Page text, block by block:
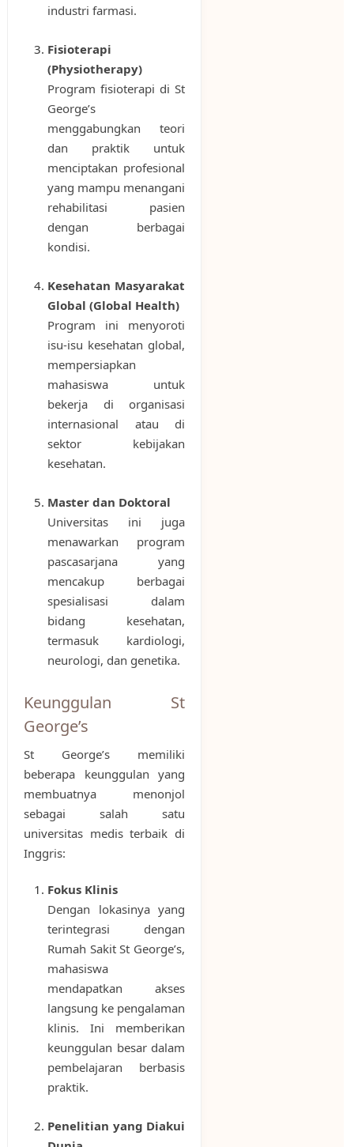
industri farmasi.
Fisioterapi
(Physiotherapy)
Program fisioterapi di St
George’s
menggabungkan teori
dan praktik untuk
menciptakan profesional
yang mampu menangani
rehabilitasi pasien
dengan berbagai
kondisi.
Kesehatan Masyarakat
Global (Global Health)
Program ini menyoroti
isu-isu kesehatan global,
mempersiapkan
mahasiswa untuk
bekerja di organisasi
internasional atau di
sektor kebijakan
kesehatan.
Master dan Doktoral
Universitas ini juga
menawarkan program
pascasarjana yang
mencakup berbagai
spesialisasi dalam
bidang kesehatan,
termasuk kardiologi,
neurologi, dan genetika.
Keunggulan St
George’s
St George’s memiliki
beberapa keunggulan yang
membuatnya menonjol
sebagai salah satu
universitas medis terbaik di
Inggris:
Fokus Klinis
Dengan lokasinya yang
terintegrasi dengan
Rumah Sakit St George’s,
mahasiswa
mendapatkan akses
langsung ke pengalaman
klinis. Ini memberikan
keunggulan besar dalam
pembelajaran berbasis
praktik.
Penelitian yang Diakui